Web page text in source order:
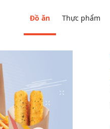
Đồ ăn Thực phẩm